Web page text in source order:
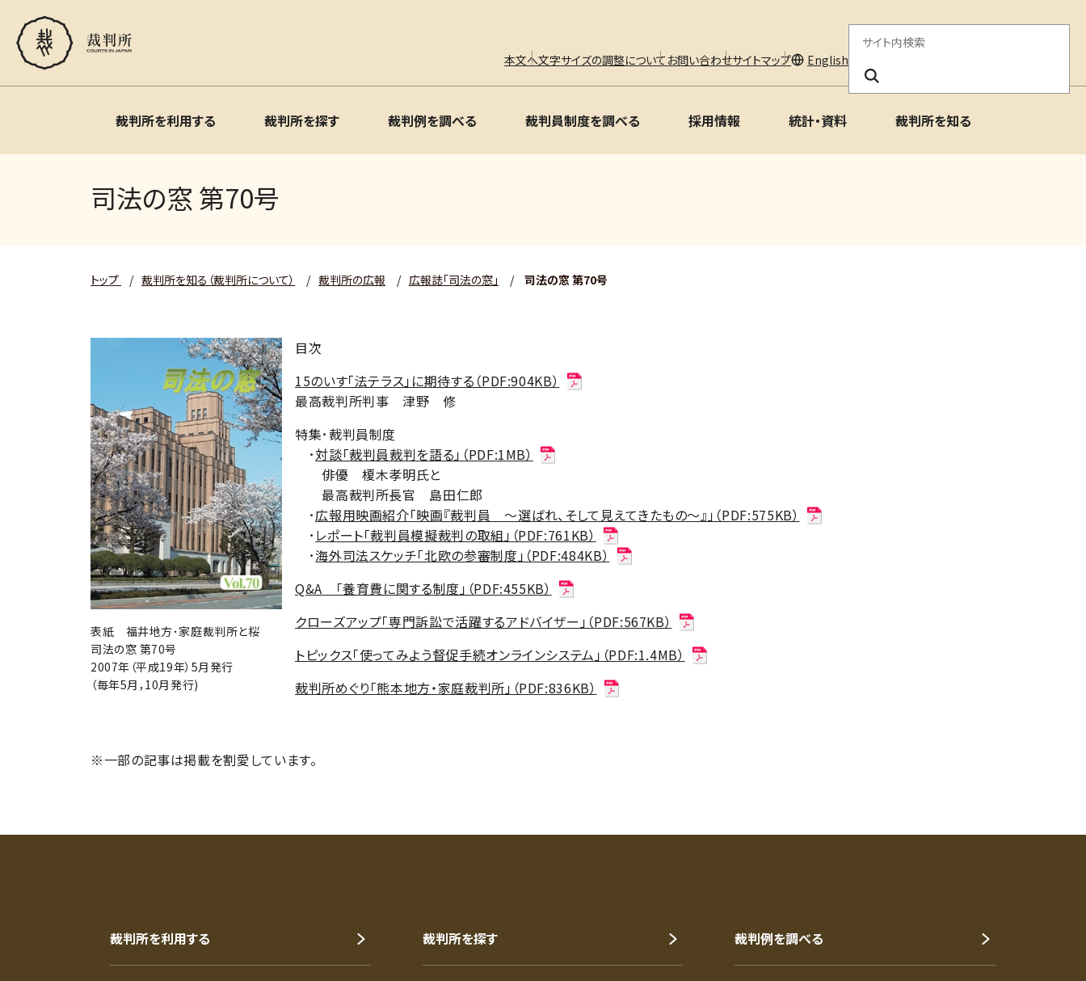
本文へ文字サイズの調整について お問い合わせサイトマップ English
サ
イ
ト
検
裁判所を利用する 裁判所を探す 裁判例を調べる 裁判員制度を調べる 採用情報 統計・資料 裁判所を知る
司法の窓 第70号
トップ / 裁判所を知る（裁判所について） / 裁判所の広報 / 広報誌「司法の窓」 / 司法の窓 第70号
目次
15のいす「法テラス」に期待する（PDF:904KB）
最高裁判所判事 津野 修
特集･裁判員制度
･対談「裁判員裁判を語る」（PDF:1MB）
俳優 榎木孝明氏と
最高裁判所長官 島田仁郎
･広報用映画紹介「映画『裁判員 ～選ばれ、そして見えてきたもの～』」（PDF:575KB）
･ レポート「裁判員模擬裁判の取組」（PDF:761KB）
･海外司法スケッチ「北欧の参審制度」（PDF:484KB）
Q&A 「養育費に関する制度」（PDF:455KB）
クローズアップ「専門訴訟で活躍するアドバイザー」（PDF:567KB）
トピックス「使ってみよう督促手続オンラインシステム」（PDF:1.4MB）
裁判所めぐり「熊本地方・家庭裁判所」（PDF:836KB）
表紙 福井地方･家庭裁判所と桜
司法の窓 第70号
2007年（平成19年）5月発行
（毎年5月，10月発行)
※一部の記事は掲載を割愛しています。
裁判所を利用する 裁判所を探す 裁判例を調べる